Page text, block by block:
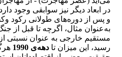
در ابعاد دیگر نیز سوابقی وجود
و پس از دوره‌های طولانی رکود
به‌عنوان مثال، اگرچه تا قبل از
مستقیم خارجی به عنوان نسبتی
رسید، این میزان تا دهه‌ی 1990